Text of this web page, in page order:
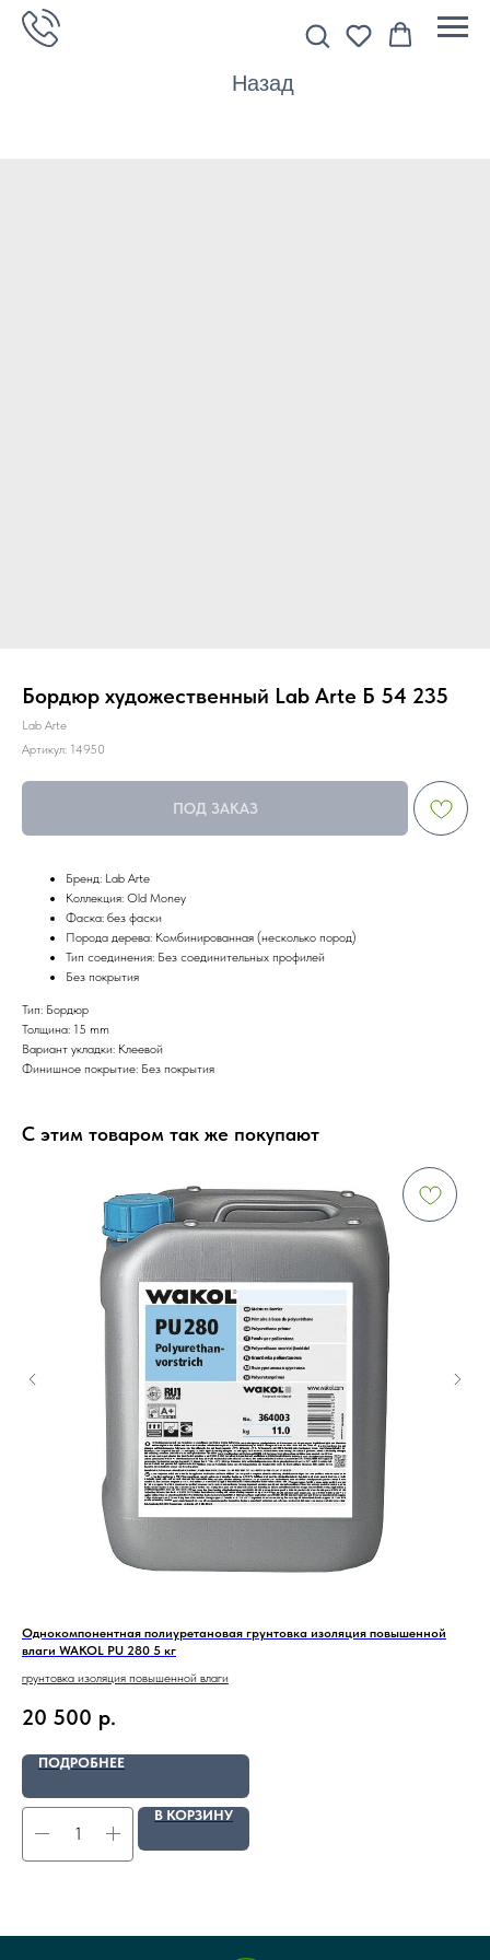
Назад
Бордюр художественный Lab Arte Б 54 235
Lab Arte
Артикул: 14950
ПОД ЗАКАЗ
Бренд: Lab Arte
Коллекция: Old Money
Фаска: без фаски
Порода дерева: Комбинированная (несколько пород)
Тип соединения: Без соединительных профилей
Без покрытия
Тип: Бордюр
Толщина: 15 mm
Вариант укладки: Клеевой
Финишное покрытие: Без покрытия
С этим товаром так же покупают
Однокомпонентная полиуретановая грунтовка изоляция повышенной
влаги WAKOL PU 280 5 кг
грунтовка изоляция повышенной влаги
20 500 р.
ПОДРОБНЕЕ
В КОРЗИНУ